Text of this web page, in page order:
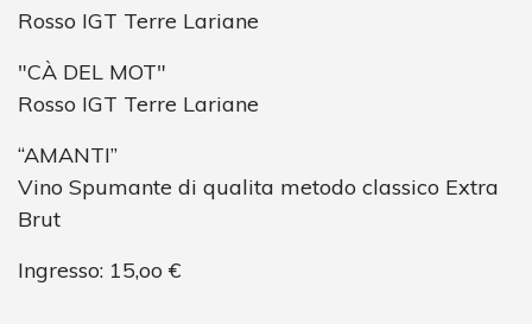
Rosso IGT Terre Lariane
"CÀ DEL MOT"
Rosso IGT Terre Lariane
“AMANTI”
Vino Spumante di qualita metodo classico Extra
Brut
Ingresso: 15,oo €